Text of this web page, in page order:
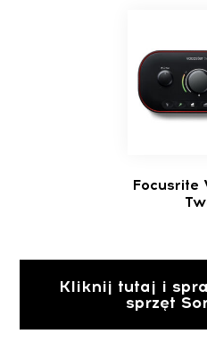
Focusrite
Kliknij tutaj i
sprzęt